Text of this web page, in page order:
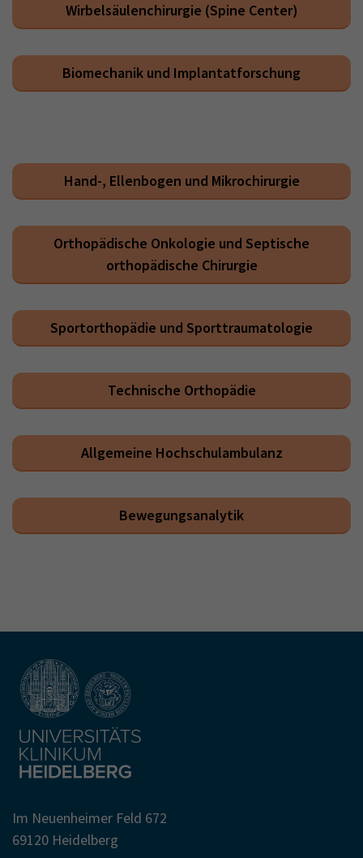
Wirbelsäulenchirurgie (Spine Center)
Biomechanik und Implantatforschung
Hand-, Ellenbogen und Mikrochirurgie
Orthopädische Onkologie und Septische
orthopädische Chirurgie
Sportorthopädie und Sporttraumatologie
Technische Orthopädie
Allgemeine Hochschulambulanz
Bewegungsanalytik
Im Neuenheimer Feld 672
69120 Heidelberg